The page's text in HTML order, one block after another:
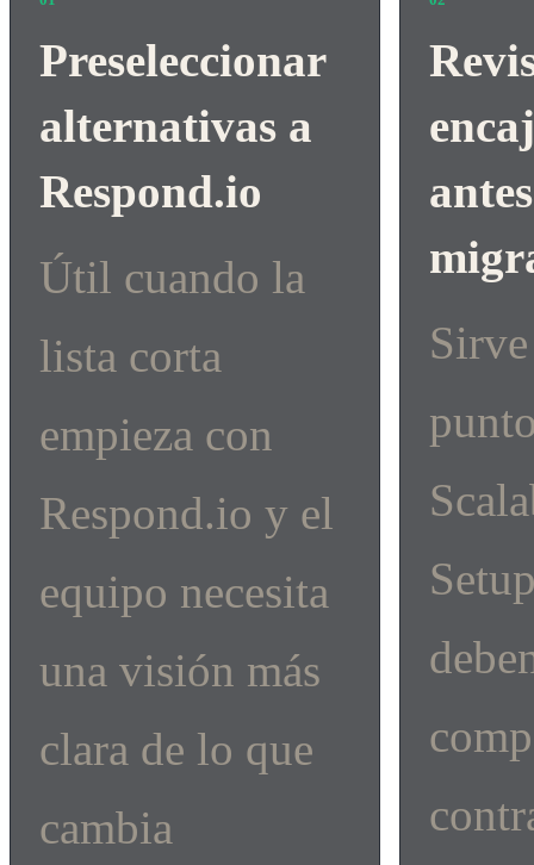
Preseleccionar
alternativas a
Respond.io
Útil cuando la
lista corta
empieza con
Respond.io y el
equipo necesita
una visión más
clara de lo que
cambia